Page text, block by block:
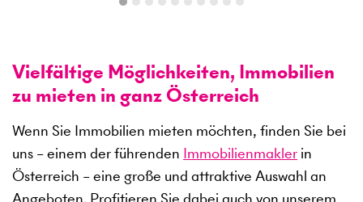
Vielfältige Möglichkeiten, Immobilien
zu mieten in ganz Österreich
Wenn Sie Immobilien mieten möchten, finden Sie bei
uns – einem der führenden Immobilienmakler in
Österreich – eine große und attraktive Auswahl an